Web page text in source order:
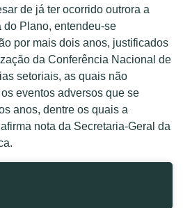
de já ter ocorrido outrora a
do Plano, entendeu-se
por mais dois anos, justificados
da Conferência Nacional de
setoriais, as quais não
eventos adversos que se
anos, dentre os quais a
nota da Secretaria-Geral da